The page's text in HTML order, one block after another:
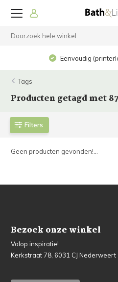
Eenvoudig
Tags
Producten getagd met
Filters
Geen producten gevonden!...
Bezoek onze winkel
Volop inspiratie!
Kerkstraat 78, 6031 CJ Nederweert